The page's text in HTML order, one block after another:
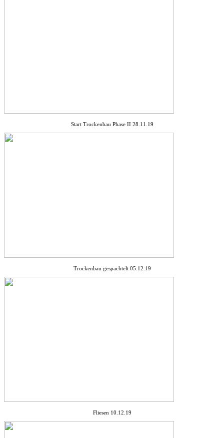
Start Trockenbau Phase II 28.11.19
Trockenbau gespachtelt 05.12.19
Fliesen 10.12.19